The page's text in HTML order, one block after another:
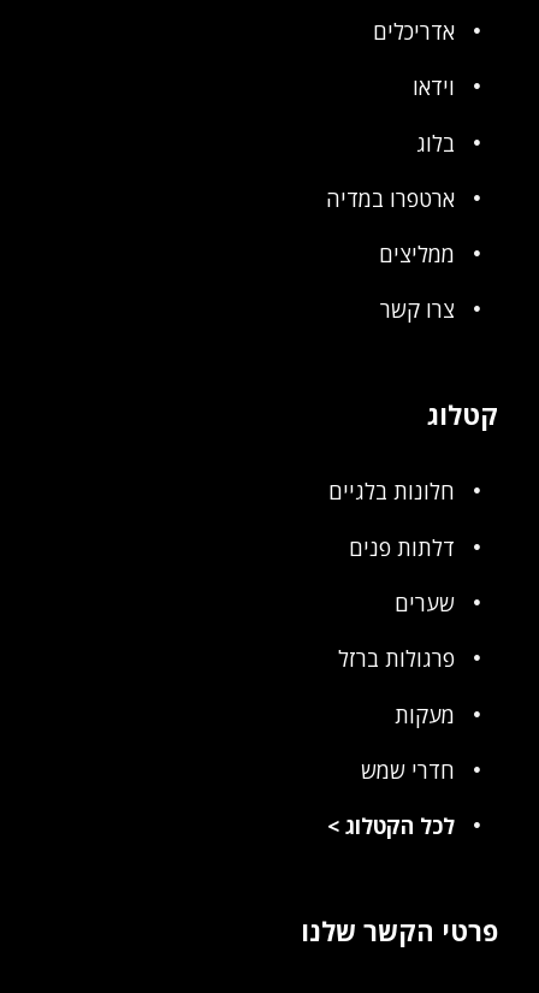
אדריכלים
וידאו
בלוג
ארטפרו במדיה
ממליצים
צרו קשר
קטלוג
חלונות בלגיים
דלתות פנים
שערים
פרגולות ברזל
מעקות
חדרי שמש
לכל הקטלוג>
פרטי הקשר שלנו